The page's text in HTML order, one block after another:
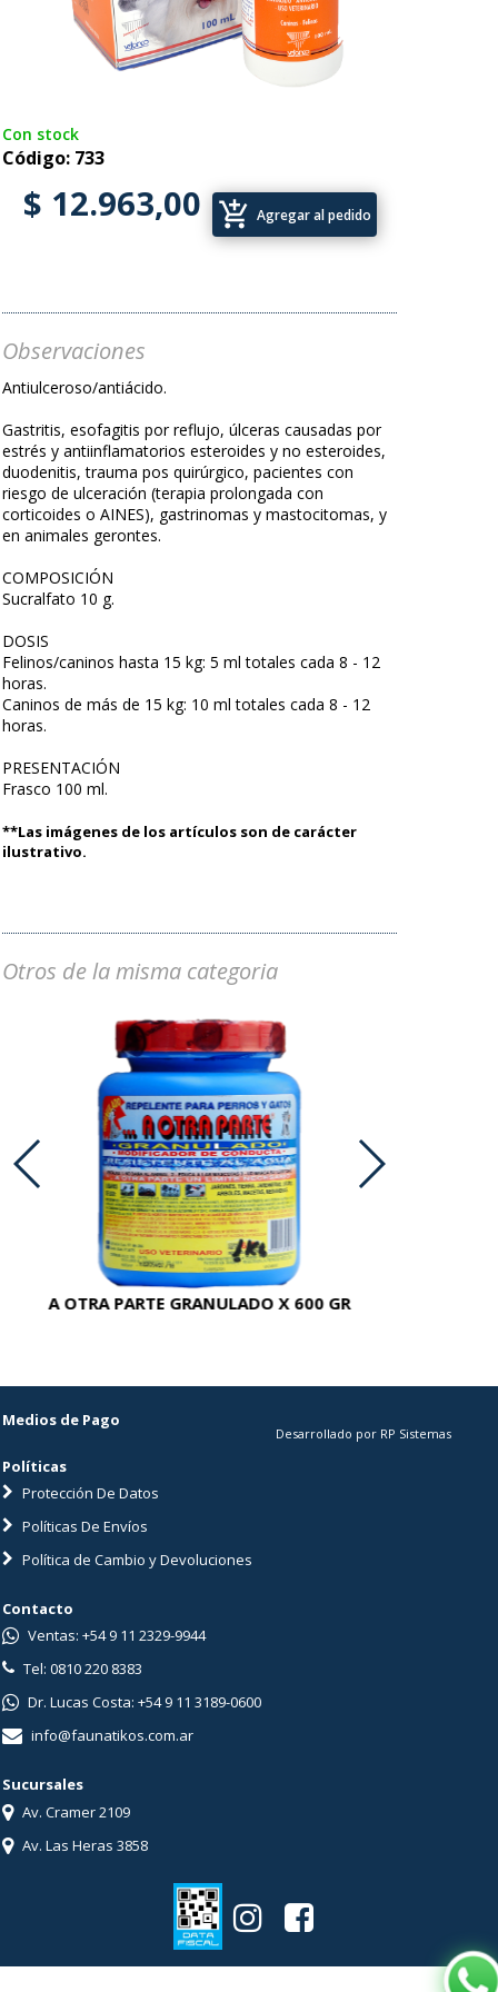
Con stock
Código: 733
$ 12.963,00 add_shopping_cart Agregar al pedido
Observaciones
Antiulceroso/antiácido.
Gastritis, esofagitis por reflujo, úlceras causadas por
estrés y antiinflamatorios esteroides y no esteroides,
duodenitis, trauma pos quirúrgico, pacientes con
riesgo de ulceración (terapia prolongada con
corticoides o AINES), gastrinomas y mastocitomas, y
en animales gerontes.
COMPOSICIÓN
Sucralfato 10 g.
DOSIS
Felinos/caninos hasta 15 kg: 5 ml totales cada 8 - 12
horas.
Caninos de más de 15 kg: 10 ml totales cada 8 - 12
horas.
PRESENTACIÓN
Frasco 100 ml.
**Las imágenes de los artículos son de carácter
ilustrativo.
Otros de la misma categoria
A OTRA PARTE GRANULADO X 600 GR
Medios de Pago
Políticas
Protección De Datos
Políticas De Envíos
Política de Cambio y Devoluciones
Desarrollado por RP Sistemas
Contacto
Ventas: +54 9 11 2329-9944
Tel: 0810 220 8383
Dr. Lucas Costa: +54 9 11 3189-0600
info@faunatikos.com.ar
Sucursales
Av. Cramer 2109
Av. Las Heras 3858